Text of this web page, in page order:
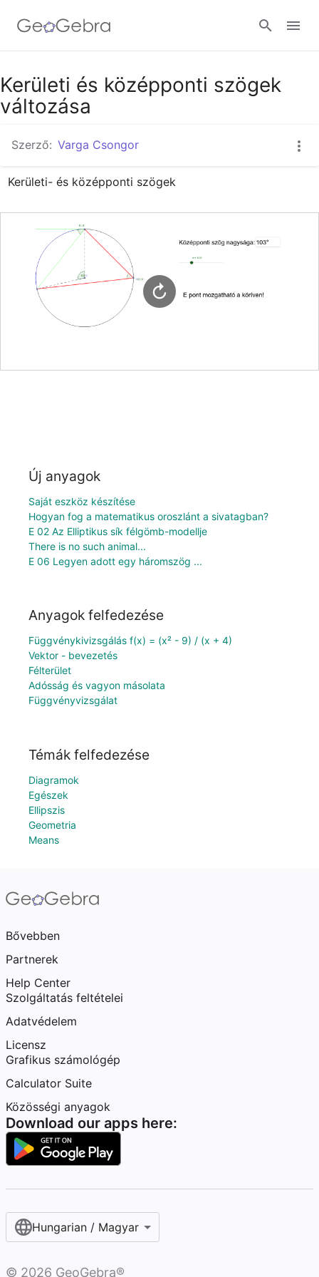
Google Classroom
Bejelentkezés
Kerületi és középponti szögek
változása
Szerző: Varga Csongor
Kerületi- és középponti szögek
Új anyagok
Saját eszköz készítése
Hogyan fog a matematikus oroszlánt a sivatagban?
E 02 Az Elliptikus sík félgömb-modellje
There is no such animal...
E 06 Legyen adott egy háromszög ...
Anyagok felfedezése
Függvénykivizsgálás f(x) = (x² - 9) / (x + 4)
Vektor - bevezetés
Félterület
Adósság és vagyon másolata
Függvényvizsgálat
Témák felfedezése
Diagramok
Egészek
Ellipszis
Geometria
Means
Bővebben
Partnerek
Help Center
Szolgáltatás feltételei
Adatvédelem
Licensz
Grafikus számológép
Calculator Suite
Közösségi anyagok
Download our apps here:
Hungarian / Magyar‎
© 2026 GeoGebra®